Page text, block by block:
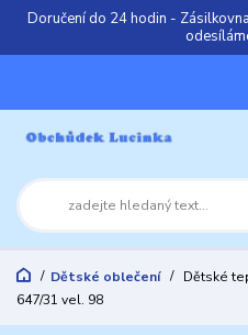
Doručení do 24 hodin -
Dětské oblečení
Dětské
647/31 vel. 98